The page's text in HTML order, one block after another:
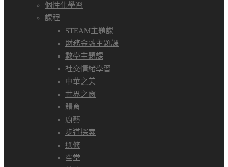
個性化學習
課程
STEAM主題課
財務金融主題課
數學主題課
社交情緒學習
中華之美
世界之窗
體育
廚藝
步道探索
選修
空堂